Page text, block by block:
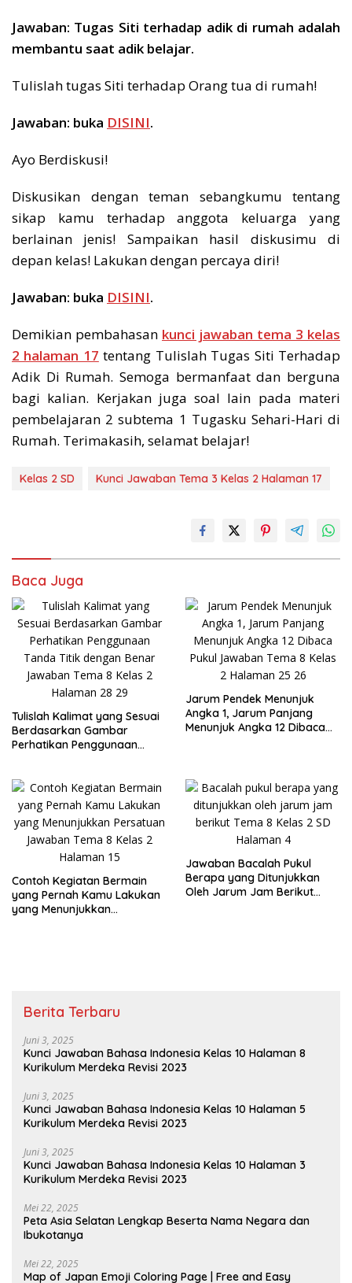
Jawaban: Tugas Siti terhadap adik di rumah adalah
membantu saat adik belajar.
Tulislah tugas Siti terhadap Orang tua di rumah!
Jawaban: buka DISINI.
Ayo Berdiskusi!
Diskusikan dengan teman sebangkumu tentang
sikap kamu terhadap anggota keluarga yang
berlainan jenis! Sampaikan hasil diskusimu di
depan kelas! Lakukan dengan percaya diri!
Jawaban: buka DISINI.
Demikian pembahasan kunci jawaban tema 3 kelas
2 halaman 17 tentang Tulislah Tugas Siti Terhadap
Adik Di Rumah. Semoga bermanfaat dan berguna
bagi kalian. Kerjakan juga soal lain pada materi
pembelajaran 2 subtema 1 Tugasku Sehari-Hari di
Rumah. Terimakasih, selamat belajar!
Kelas 2 SD Kunci Jawaban Tema 3 Kelas 2 Halaman 17
Baca Juga
Tulislah Kalimat yang Sesuai
Berdasarkan Gambar
Perhatikan Penggunaan
Halaman 28 29
Jarum Pendek Menunjuk
Angka 1, Jarum Panjang
Menunjuk Angka 12 Dibaca
Contoh Kegiatan Bermain
yang Pernah Kamu Lakukan
yang Menunjukkan
Jawaban Bacalah Pukul
Berapa yang Ditunjukkan
Oleh Jarum Jam Berikut
Berita Terbaru
Juni 3, 2025
Kunci Jawaban Bahasa Indonesia Kelas 10 Halaman 8
Kurikulum Merdeka Revisi 2023
Juni 3, 2025
Kunci Jawaban Bahasa Indonesia Kelas 10 Halaman 5
Kurikulum Merdeka Revisi 2023
Juni 3, 2025
Kunci Jawaban Bahasa Indonesia Kelas 10 Halaman 3
Kurikulum Merdeka Revisi 2023
Mei 22, 2025
Peta Asia Selatan Lengkap Beserta Nama Negara dan
Ibukotanya
Mei 22, 2025
Map of Japan Emoji Coloring Page | Free and Easy